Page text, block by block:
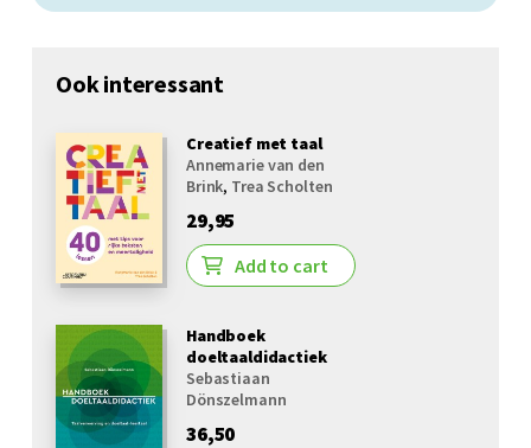
Ook interessant
Creatief met taal
Annemarie van den
Brink, Trea Scholten
29,95
Add to cart
Handboek
doeltaaldidactiek
Sebastiaan
Dönszelmann
36,50